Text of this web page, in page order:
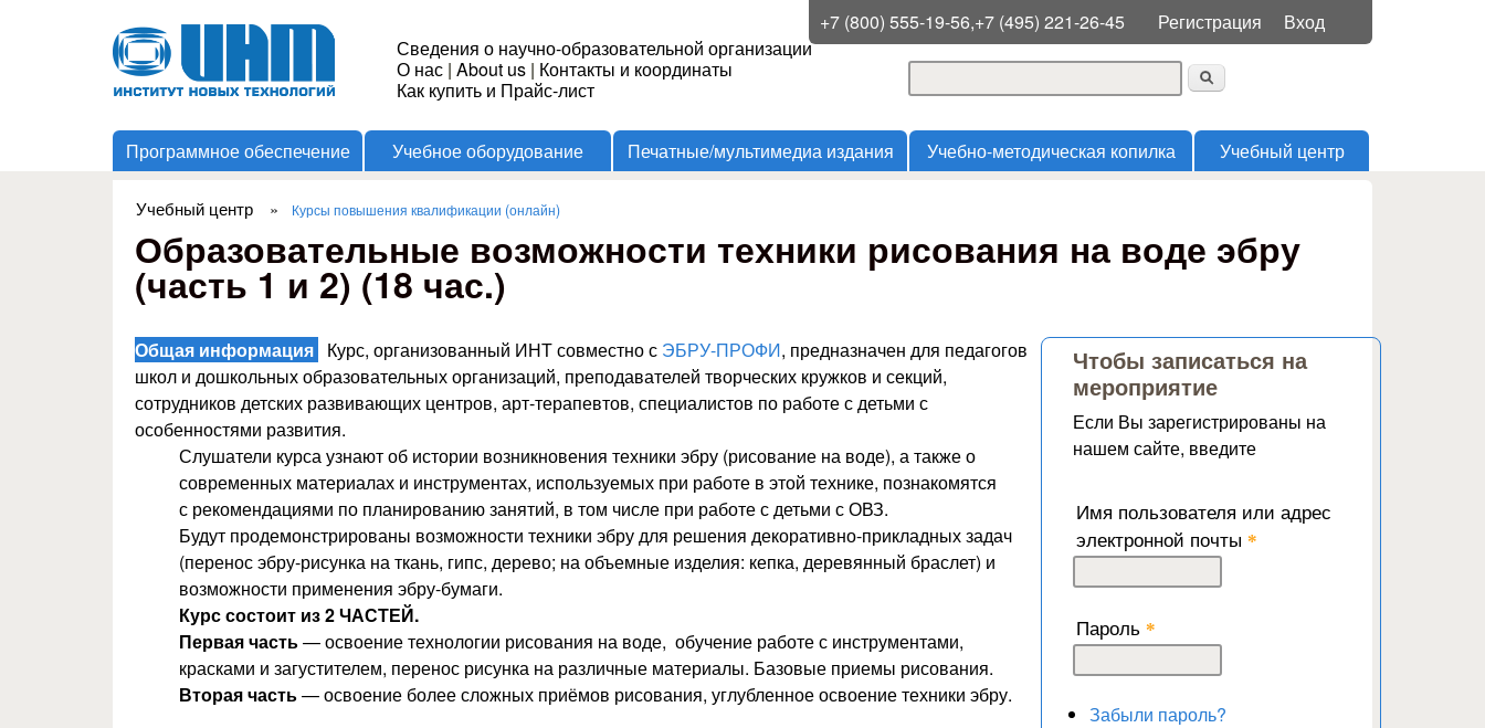
Перейти к основному
содержанию
Меню пользователя
Регистрация Вход
+7 (800) 555-19-56,+7 (495) 221-26-45
Институт
Новых
Технологий
Сведения о научно-образовательной организации
О нас | About us | Контакты и координаты
Как купить и Прайс-лист
Форма поиска
Программное обеспечение Учебное оборудование Печатные/мультимедиа издания Учебно-методическая копилка Учебный центр
Вы здесь
Учебный центр » Курсы повышения квалификации (онлайн)
Образовательные возможности техники рисования на воде эбру
(часть 1 и 2) (18 час.)
Общая информация Курс, организованный ИНТ совместно с ЭБРУ-ПРОФИ, предназначен для педагогов
школ и дошкольных образовательных организаций, преподавателей творческих кружков и секций,
сотрудников детских развивающих центров, арт-терапевтов, специалистов по работе с детьми с
особенностями развития.
Слушатели курса узнают об истории возникновения техники эбру (рисование на воде), а также о
современных материалах и инструментах, используемых при работе в этой технике, познакомятся
с рекомендациями по планированию занятий, в том числе при работе с детьми с ОВЗ.
Будут продемонстрированы возможности техники эбру для решения декоративно-прикладных задач
(перенос эбру-рисунка на ткань, гипс, дерево; на объемные изделия: кепка, деревянный браслет) и
возможности применения эбру-бумаги.
Курс состоит из 2 ЧАСТЕЙ.
Первая часть— освоение технологии рисования на воде, обучение работе с инструментами,
красками и загустителем, перенос рисунка на различные материалы. Базовые приемы рисования.
Вторая часть— освоение более сложных приёмов рисования, углубленное освоение техники эбру.
Чтобы записаться на
мероприятие
Если Вы зарегистрированы на
нашем сайте, введите
Имя пользователя или адрес
электронной почты *
Пароль *
Забыли пароль?